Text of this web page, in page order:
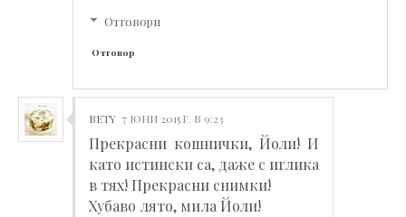
Отговори
Отговор
BETY 7 ЮНИ 2015 Г. В 9:23
Прекрасни кошнички, Йоли! И
като истински са, даже с иглика
в тях! Прекрасни снимки!
Хубаво лято, мила Йоли!